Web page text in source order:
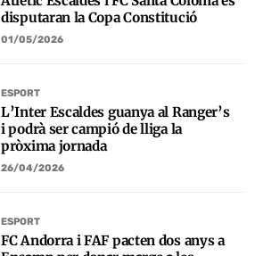
disputaran la Copa Constitució
01/05/2026
ESPORT
L’Inter Escaldes guanya al Ranger’s
i podrà ser campió de lliga la
pròxima jornada
26/04/2026
ESPORT
FC Andorra i FAF pacten dos anys a